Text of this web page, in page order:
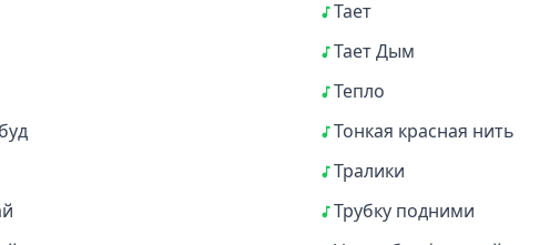
Тает
Тает Дым
Тепло
Тонкая красная нить
Тралики
Трубку подними